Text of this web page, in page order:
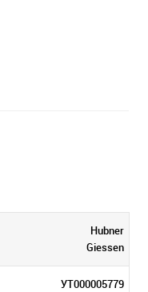
Hubner
Giessen
УТ000005779